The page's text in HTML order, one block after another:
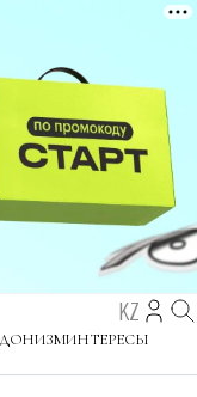
KZ
ИНТЕРЕСЫ